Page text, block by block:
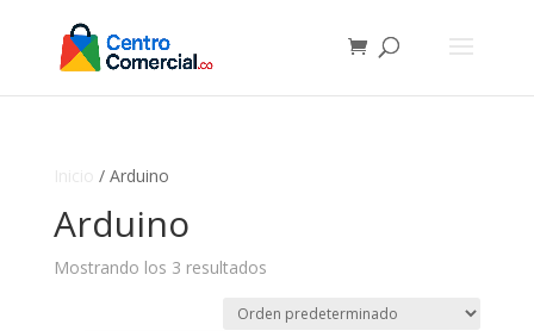
/ Arduino
Arduino
Mostrando los 3 resultados